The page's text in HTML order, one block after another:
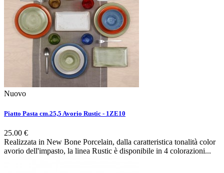
Nuovo
Piatto Pasta cm.25,5 Avorio Rustic - 1ZE10
25.00 €
Realizzata in New Bone Porcelain, dalla caratteristica tonalità color
avorio dell'impasto, la linea Rustic è disponibile in 4 colorazioni...